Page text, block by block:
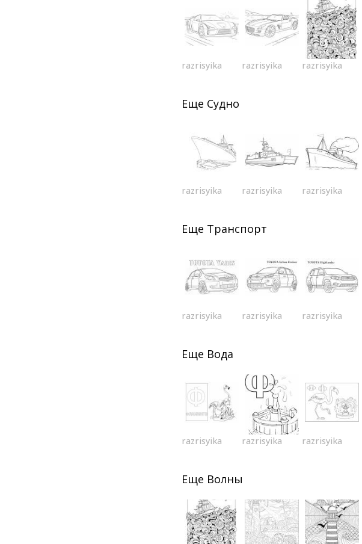
razrisyika razrisyika razrisyika
Еще Судно
razrisyika razrisyika razrisyika
Еще Транспорт
razrisyika razrisyika razrisyika
Еще Вода
razrisyika razrisyika razrisyika
Еще Волны